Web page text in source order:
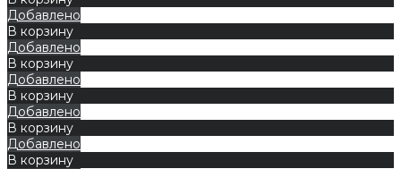
Добавлено
В корзину
Добавлено
В корзину
Добавлено
В корзину
Добавлено
В корзину
Добавлено
В корзину